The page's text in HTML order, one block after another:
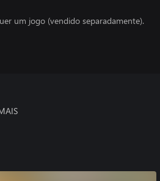
um jogo (vendido separadamente).